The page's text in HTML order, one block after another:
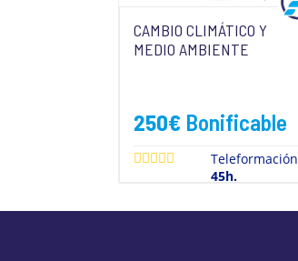
CAMBIO CLIMÁTICO Y
MEDIO AMBIENTE
250€ Bonificable
Teleformación
45h.